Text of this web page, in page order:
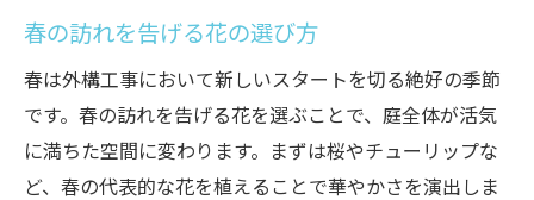
春の訪れを告げる花の選び方
春は外構工事において新しいスタートを切る絶好の季節
です。春の訪れを告げる花を選ぶことで、庭全体が活気
に満ちた空間に変わります。まずは桜やチューリップな
ど、春の代表的な花を植えることで華やかさを演出しま